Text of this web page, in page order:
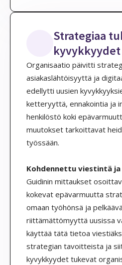
Strategiaa
kyvykkyydet
Organisaatio päivitti
asiakaslähtöisyyttä ja
edellytti uusien
ketteryyttä, ennakointia ja
henkilöstö koki
muutokset tarkoittavat
työssään.
Kohdennettu viestintä
Guidinin mittaukset
kokevat epävarmuutta
omaan työhönsä ja
riittämättömyyttä uusissa
käyttää tätä tietoa
strategian tavoitteista ja
kyvykkyydet tukevat